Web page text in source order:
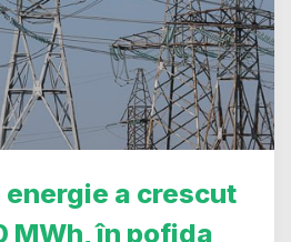
energie a crescut
MWh, în pofida